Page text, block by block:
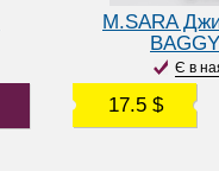
M.SARA
Є в
17.5 $